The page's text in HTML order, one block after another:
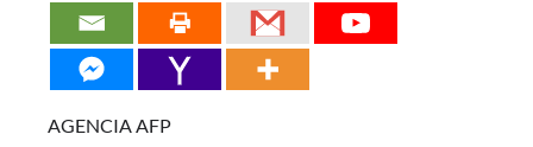
AGENCIA AFP